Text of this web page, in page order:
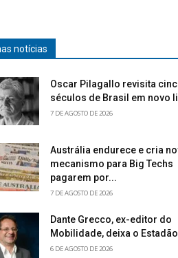
notícias
Oscar Pilagallo revisita
séculos de Brasil em novo
7 DE AGOSTO DE 2026
Austrália endurece e cria
mecanismo para Big Techs
pagarem por...
7 DE AGOSTO DE 2026
Dante Grecco, ex-editor do
Mobilidade, deixa o Estadão
6 DE AGOSTO DE 2026